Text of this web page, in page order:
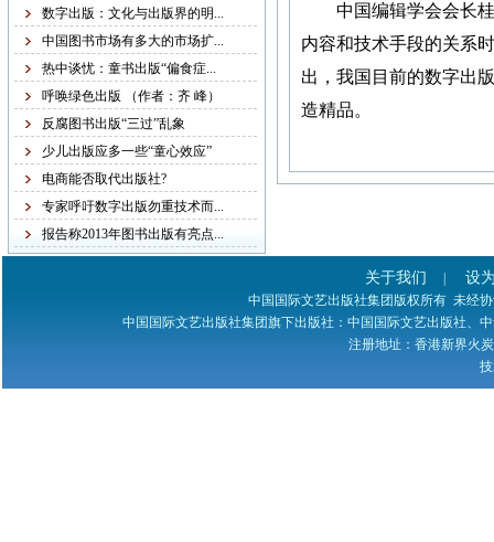
寄来的纸质书稿，有些书
稿字迹潦草，无法辨认，
给我们的审稿工作带来不
便，故友情提醒：本社从
现在起不再接受纸质书
稿，一律改为电子书稿，
书稿统一发邮箱
zggjwycbs@163.com,请大
家周知。
数字出版：文化与出版界的明...
中国图书市场有多大的市场扩...
热中谈忧：童书出版“偏食症...
呼唤绿色出版 （作者：齐 峰）
反腐图书出版“三过”乱象
少儿出版应多一些“童心效应”
电商能否取代出版社?
专家呼吁数字出版勿重技术而...
报告称2013年图书出版有亮点...
中国编辑学会会长桂
内容和技术手段的关系
出，我国目前的数字出
造精品。
关于我们 设
中国国际文艺出版社集团版权所有 未经
中国国际文艺出版社集团旗下出版社：中国国际文艺出版社、
注册地址：香港新界火